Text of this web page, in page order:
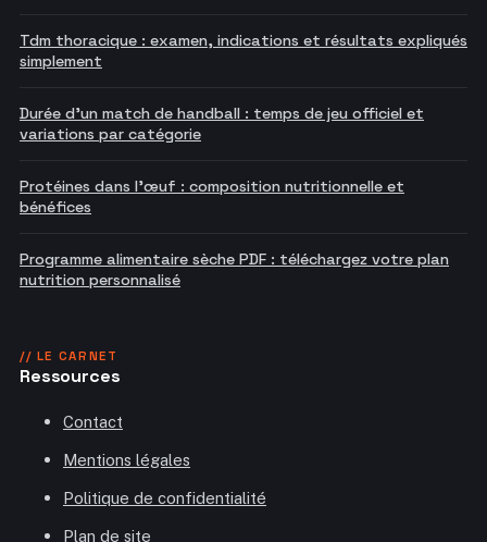
Tdm thoracique : examen, indications et résultats expliqués
simplement
Durée d'un match de handball : temps de jeu officiel et
variations par catégorie
Protéines dans l'œuf : composition nutritionnelle et
bénéfices
Programme alimentaire sèche PDF : téléchargez votre plan
nutrition personnalisé
// LE CARNET
Ressources
Contact
Mentions légales
Politique de confidentialité
Plan de site